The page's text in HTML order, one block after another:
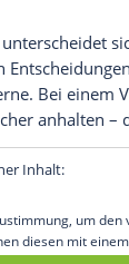
derDistanz
zum
durch
diese